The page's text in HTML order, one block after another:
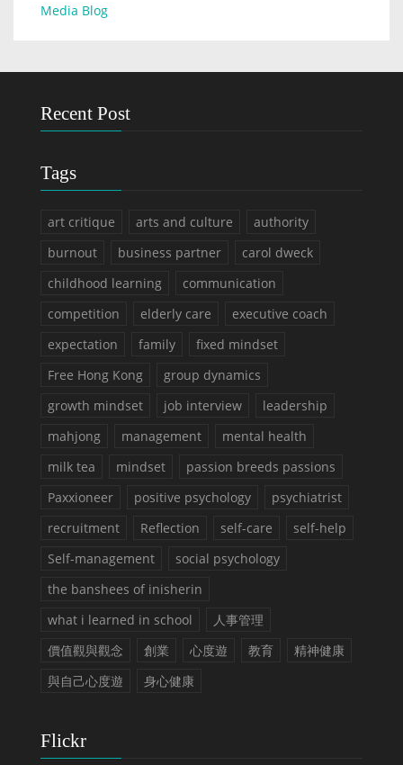
Media Blog
Recent Post
Tags
art critique arts and culture
authority
burnout
business partner
carol dweck
childhood learning
communication
competition
elderly care
executive coach
expectation
family
fixed mindset
Free Hong Kong
group dynamics
growth mindset
job interview
leadership
mahjong
management
mental health
milk tea
mindset
passion breeds passions
Paxxioneer
positive psychology
psychiatrist
recruitment
Reflection self-care
self-help
Self-management
social psychology
the banshees of inisherin
what i learned in school
人事管理
價值觀與觀念
創業 心度遊 教育
精神健康
與自己心度遊
身心健康
Flickr